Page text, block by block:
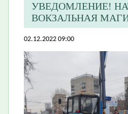
​УВЕДОМЛЕНИЕ!
ВОКЗАЛЬНАЯ
02.12.2022 09:00